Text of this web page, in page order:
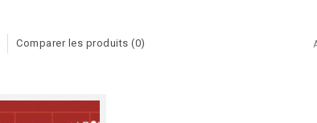
Comparer les produits (0)